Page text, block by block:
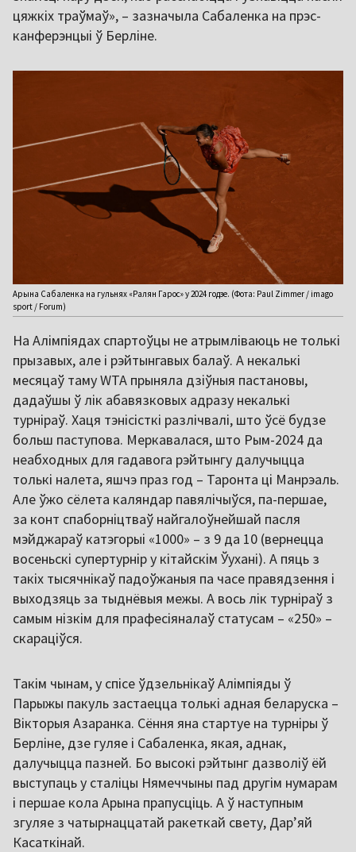
цяжкіх траўмаў», – зазначыла Сабаленка на прэс-
канферэнцыі ў Берліне.
Арына Сабаленка на гульнях «Ралян Гарос» у 2024 годзе. (Фота: Paul Zimmer / imago
sport / Forum)
На Алімпіядах спартоўцы не атрымліваюць не толькі
прызавых, але і рэйтынгавых балаў. А некалькі
месяцаў таму WTA прыняла дзіўныя пастановы,
дадаўшы ў лік абавязковых адразу некалькі
турніраў. Хаця тэнісісткі разлічвалі, што ўсё будзе
больш паступова. Меркавалася, што Рым-2024 да
неабходных для гадавога рэйтынгу далучыцца
толькі налета, яшчэ праз год – Таронта ці Манрэаль.
Але ўжо сёлета каляндар павялічыўся, па-першае,
за конт спаборніцтваў найгалоўнейшай пасля
мэйджараў катэгорыі «1000» – з 9 да 10 (вернецца
восеньскі супертурнір у кітайскім Ўухані). А пяць з
такіх тысячнікаў падоўжаныя па часе правядзення і
выходзяць за тыднёвыя межы. А вось лік турніраў з
самым нізкім для прафесіяналаў статусам – «250» –
скараціўся.
Такім чынам, у спісе ўдзельнікаў Алімпіяды ў
Парыжы пакуль застаецца толькі адная беларуска –
Вікторыя Азаранка. Сёння яна стартуе на турніры ў
Берліне, дзе гуляе і Сабаленка, якая, аднак,
далучыцца пазней. Бо высокі рэйтынг дазволіў ёй
выступаць у сталіцы Нямеччыны пад другім нумарам
і першае кола Арына прапусціць. А ў наступным
згуляе з чатырнаццатай ракеткай свету, Дар’яй
Касаткінай.